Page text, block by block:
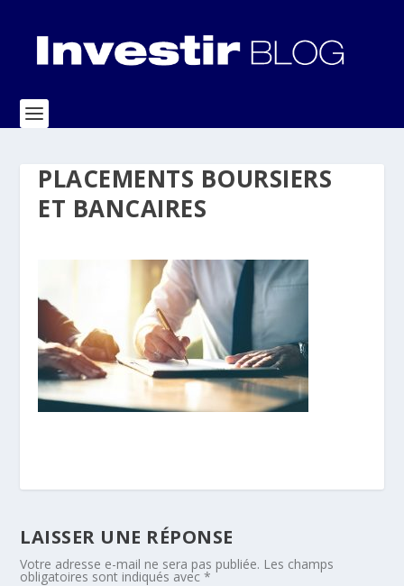
PLACEMENTS BOURSIERS
ET BANCAIRES
LAISSER UNE RÉPONSE
Votre adresse e-mail ne sera pas publiée. Les champs
obligatoires sont indiqués avec*